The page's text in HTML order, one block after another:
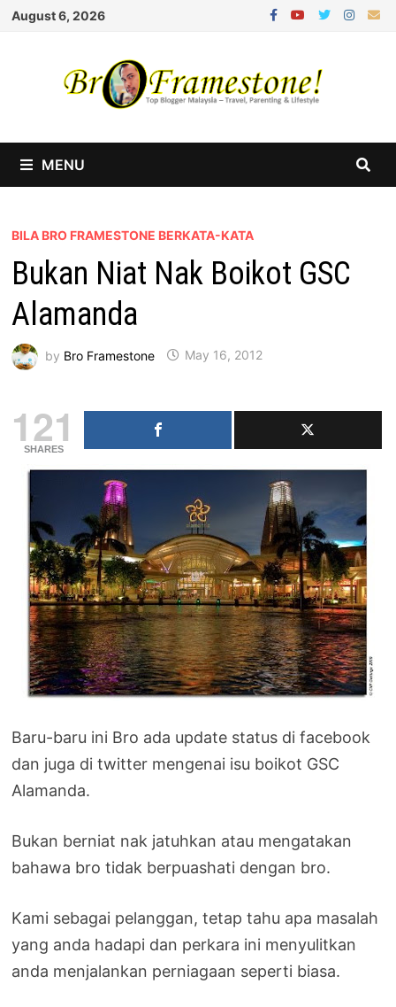
Skip
August 6, 2026
MENU
BILA BRO FRAMESTONE BERKATA-KATA
Bukan Niat Nak Boikot GSC
Alamanda
by Bro Framestone May 16, 2012
121
SHARES
Baru-baru ini Bro ada update status di facebook
dan juga di twitter mengenai isu boikot GSC
Alamanda.
Bukan berniat nak jatuhkan atau mengatakan
bahawa bro tidak berpuashati dengan bro.
Kami sebagai pelanggan, tetap tahu apa masalah
yang anda hadapi dan perkara ini menyulitkan
anda menjalankan perniagaan seperti biasa.